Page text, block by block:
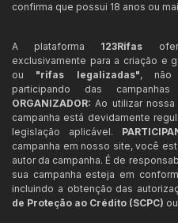
confirma que possui 18 anos ou
A plataforma 123Rifas
exclusivamente para a criação e
ou "rifas legalizadas", não
participando das
ORGANIZADOR: Ao utilizar
campanha está devidamente
legislação aplicável.
campanha em nosso site, você
autor da campanha. É de
sua campanha esteja em
incluindo a obtenção das
de Proteção ao Crédito (SCPC)